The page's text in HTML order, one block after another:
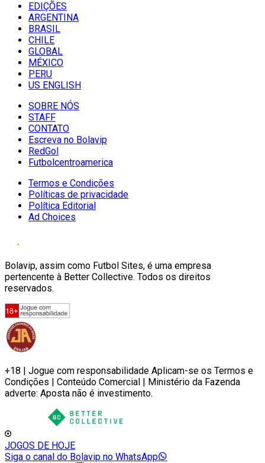
EDIÇÕES
ARGENTINA
BRASIL
CHILE
GLOBAL
MÉXICO
PERU
US ENGLISH
SOBRE NÓS
STAFF
CONTATO
Escreva no Bolavip
RedGol
Futbolcentroamerica
Termos e Condições
Políticas de privacidade
Política Editorial
Ad Choices
Bolavip, assim como Futbol Sites, é uma empresa
pertencente à Better Collective. Todos os direitos
reservados.
+18 | Jogue com responsabilidade Aplicam-se os Termos e
Condições | Conteúdo Comercial | Ministério da Fazenda
adverte: Aposta não é investimento.
JOGOS DE HOJE
Siga o canal do Bolavip no WhatsApp